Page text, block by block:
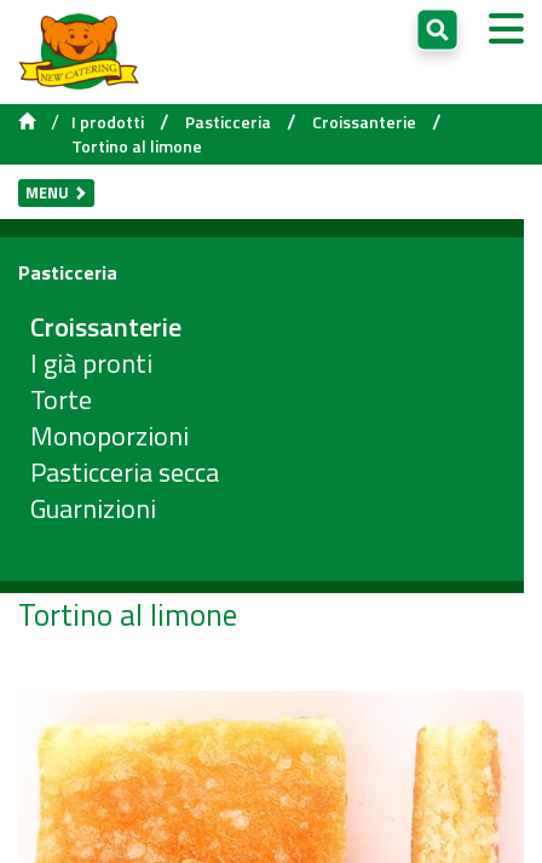
/ I prodotti / Pasticceria / Croissanterie /
Tortino al limone
MENU
Pasticceria
Croissanterie
I già pronti
Torte
Monoporzioni
Pasticceria secca
Guarnizioni
Tortino al limone